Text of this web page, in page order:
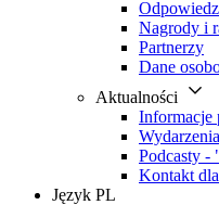
Nagrody i
Partnerzy
Dane
Aktualności
Informacje
Podcasty -
Kontakt
Język PL